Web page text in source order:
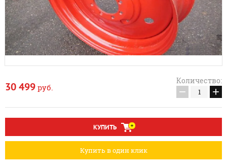
30 499 руб.
Количество:
− +
КУПИТЬ
Купить в один клик